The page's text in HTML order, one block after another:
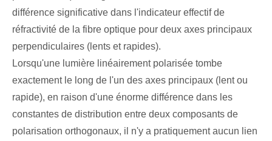
différence significative dans l'indicateur effectif de
réfractivité de la fibre optique pour deux axes principaux
perpendiculaires (lents et rapides).
Lorsqu'une lumière linéairement polarisée tombe
exactement le long de l'un des axes principaux (lent ou
rapide), en raison d'une énorme différence dans les
constantes de distribution entre deux composants de
polarisation orthogonaux, il n'y a pratiquement aucun lien